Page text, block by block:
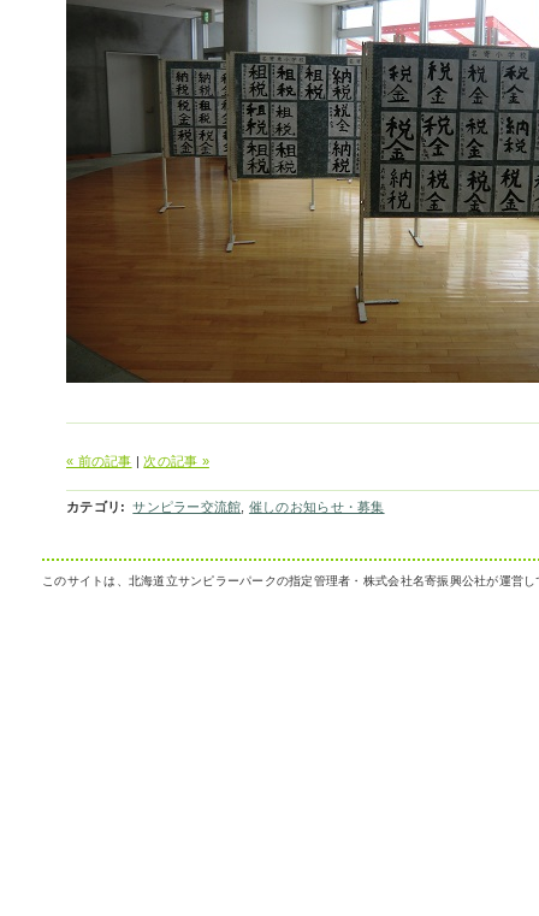
« 前の記事 |次の記事 »
カテゴリ : サンピラー交流館 催しのお知らせ・募集
このサイトは、北海道立サンピラーパークの指定管理者・株式会社名寄振興公社が運営